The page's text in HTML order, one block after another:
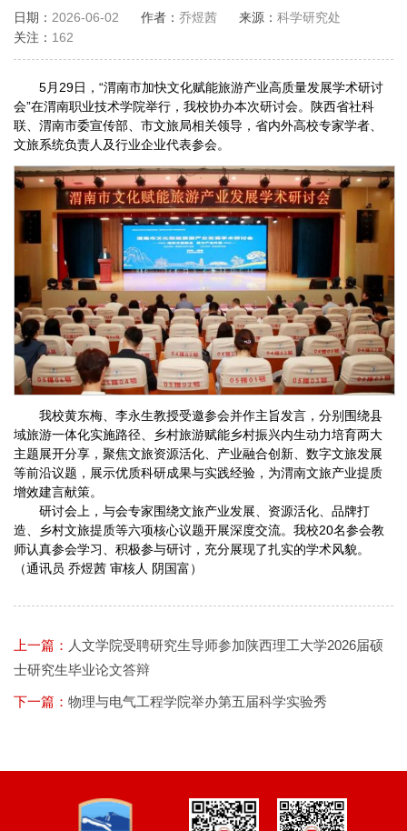
日期： 2026-06-02 作者： 乔煜茜 来源： 科学研究处
关注： 162
5月29日，“渭南市加快文化赋能旅游产业高质量发展学术研讨
会”在渭南职业技术学院举行，我校协办本次研讨会。陕西省社科
联、渭南市委宣传部、市文旅局相关领导，省内外高校专家学者、
文旅系统负责人及行业企业代表参会。
我校黄东梅、李永生教授受邀参会并作主旨发言，分别围绕县
域旅游一体化实施路径、乡村旅游赋能乡村振兴内生动力培育两大
主题展开分享，聚焦文旅资源活化、产业融合创新、数字文旅发展
等前沿议题，展示优质科研成果与实践经验，为渭南文旅产业提质
增效建言献策。
研讨会上，与会专家围绕文旅产业发展、资源活化、品牌打
造、乡村文旅提质等六项核心议题开展深度交流。我校20名参会教
师认真参会学习、积极参与研讨，充分展现了扎实的学术风貌。
（通讯员 乔煜茜 审核人 阴国富）
上一篇： 人文学院受聘研究生导师参加陕西理工大学2026届硕
士研究生毕业论文答辩
下一篇： 物理与电气工程学院举办第五届科学实验秀